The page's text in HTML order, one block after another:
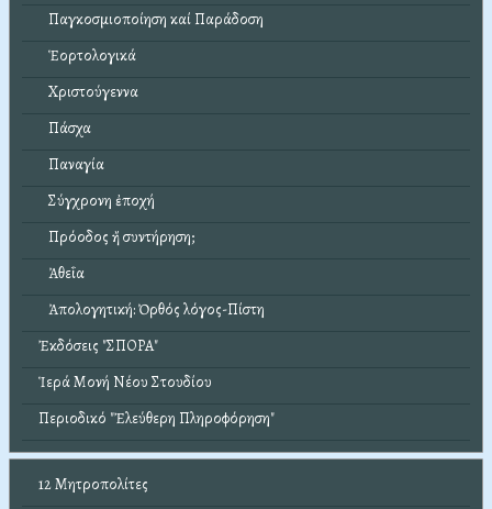
Παγκοσμιοποίηση καί Παράδοση
Ἑορτολογικά
Χριστούγεννα
Πάσχα
Παναγία
Σύγχρονη ἐποχή
Πρόοδος ἤ συντήρηση;
Ἀθεΐα
Ἀπολογητική: Ὀρθός λόγος-Πίστη
Ἐκδόσεις "ΣΠΟΡΑ"
Ἱερά Μονή Νέου Στουδίου
Περιοδικό "Ἐλεύθερη Πληροφόρηση"
12 Μητροπολίτες